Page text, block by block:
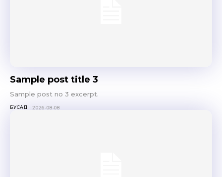
Sample post title 3
Sample post no 3 excerpt.
БУСАД 2026-08-08